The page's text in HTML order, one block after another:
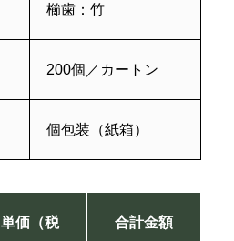
櫛歯：竹
200個／カートン
個包装（紙箱）
単価（税
合計金額